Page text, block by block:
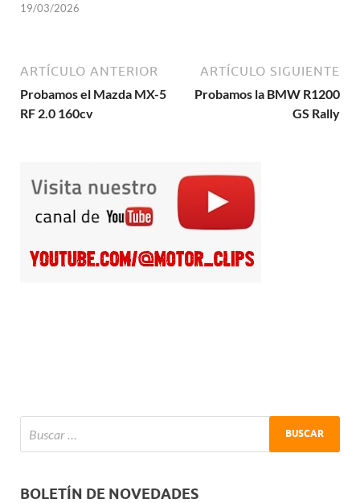
19/03/2026
ARTÍCULO ANTERIOR
Probamos el Mazda MX-5
RF 2.0 160cv
ARTÍCULO SIGUIENTE
Probamos la BMW R1200
GS Rally
BOLETÍN DE NOVEDADES